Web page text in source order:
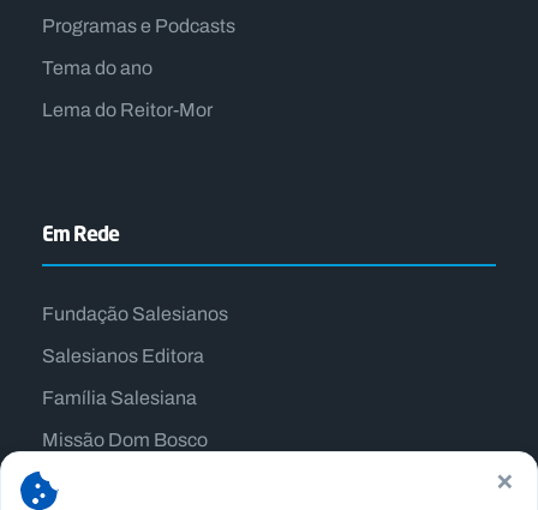
Programas e Podcasts
Tema do ano
Lema do Reitor-Mor
Em Rede
Fundação Salesianos
Salesianos Editora
Família Salesiana
Missão Dom Bosco
Jogos Nacionais Salesianos
×